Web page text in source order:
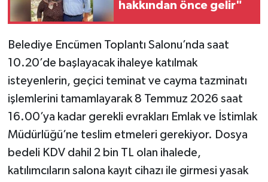
hakkından önce gelir"
Belediye Encümen Toplantı Salonu’nda saat
10.20’de başlayacak ihaleye katılmak
isteyenlerin, geçici teminat ve cayma tazminatı
işlemlerini tamamlayarak 8 Temmuz 2026 saat
16.00’ya kadar gerekli evrakları Emlak ve İstimlak
Müdürlüğü’ne teslim etmeleri gerekiyor. Dosya
bedeli KDV dahil 2 bin TL olan ihalede,
katılımcıların salona kayıt cihazı ile girmesi yasak